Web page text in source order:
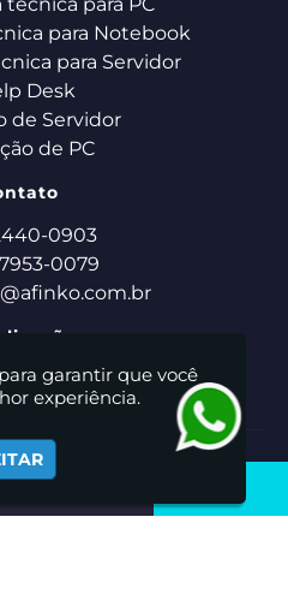
para Notebook
para Servidor
Desk
de Servidor
de PC
0903
0079
28 - Tucuruvi - São
02308-110
De Equipamentos De
TI - Locação de Notebooks
garantir que você
experiência.